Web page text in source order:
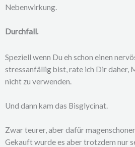
Nebenwirkung.
Durchfall.
Speziell wenn Du eh schon einen
stressanfällig bist, rate ich Dir daher,
nicht zu verwenden.
Und dann kam das Bisglycinat.
Zwar teurer, aber dafür
Gekauft wurde es aber trotzdem nur